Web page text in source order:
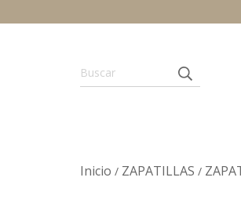
Inicio / ZAPATILLAS /